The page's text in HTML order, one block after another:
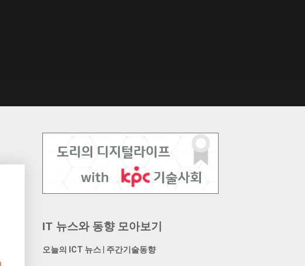
IT 뉴스와 동향 모아보기
오늘의 ICT 뉴스 주간기술동향